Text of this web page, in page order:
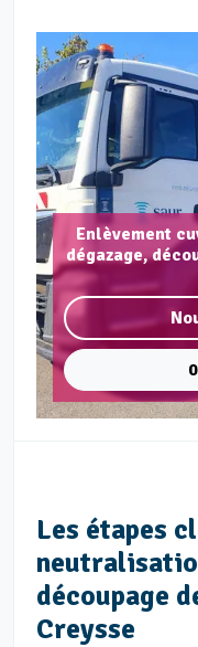
Enlèvement
dégazage,
Les étapes
découpage
Creysse